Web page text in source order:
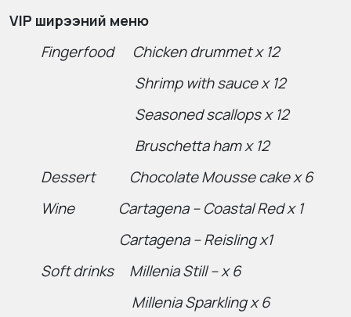
VIP ширээний меню
Fingerfood Chicken drummet x 12
Shrimp with sauce x 12
Seasoned scallops x 12
Bruschetta ham x 12
Dessert Chocolate Mousse cake x 6
Wine Cartagena – Coastal Red x 1
Cartagena – Reisling x1
Soft drinks Millenia Still – x 6
Millenia Sparkling x 6